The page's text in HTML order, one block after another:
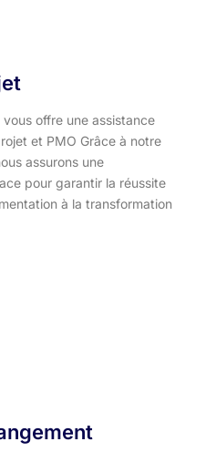
offre une assistance
et PMO Grâce à notre
assurons une
pour garantir la réussite
à la transformation